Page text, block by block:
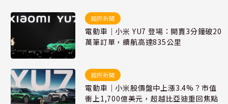
國際新聞
電動車｜小米 YU7 登場：開賣3分鐘破20
萬筆訂單，續航高達835公里
國際新聞
電動車｜小米股價盤中上漲3.4%？市值
衝上1,700億美元，超越比亞迪重回焦點